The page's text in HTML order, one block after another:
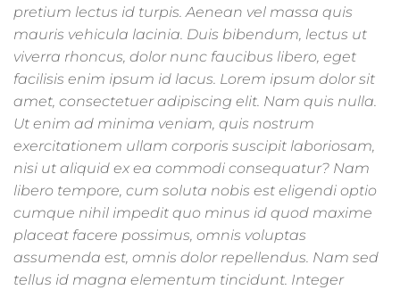
pretium lectus id turpis. Aenean vel massa quis
mauris vehicula lacinia. Duis bibendum, lectus ut
viverra rhoncus, dolor nunc faucibus libero, eget
facilisis enim ipsum id lacus. Lorem ipsum dolor sit
amet, consectetuer adipiscing elit. Nam quis nulla.
Ut enim ad minima veniam, quis nostrum
exercitationem ullam corporis suscipit laboriosam,
nisi ut aliquid ex ea commodi consequatur? Nam
libero tempore, cum soluta nobis est eligendi optio
cumque nihil impedit quo minus id quod maxime
placeat facere possimus, omnis voluptas
assumenda est, omnis dolor repellendus. Nam sed
tellus id magna elementum tincidunt. Integer